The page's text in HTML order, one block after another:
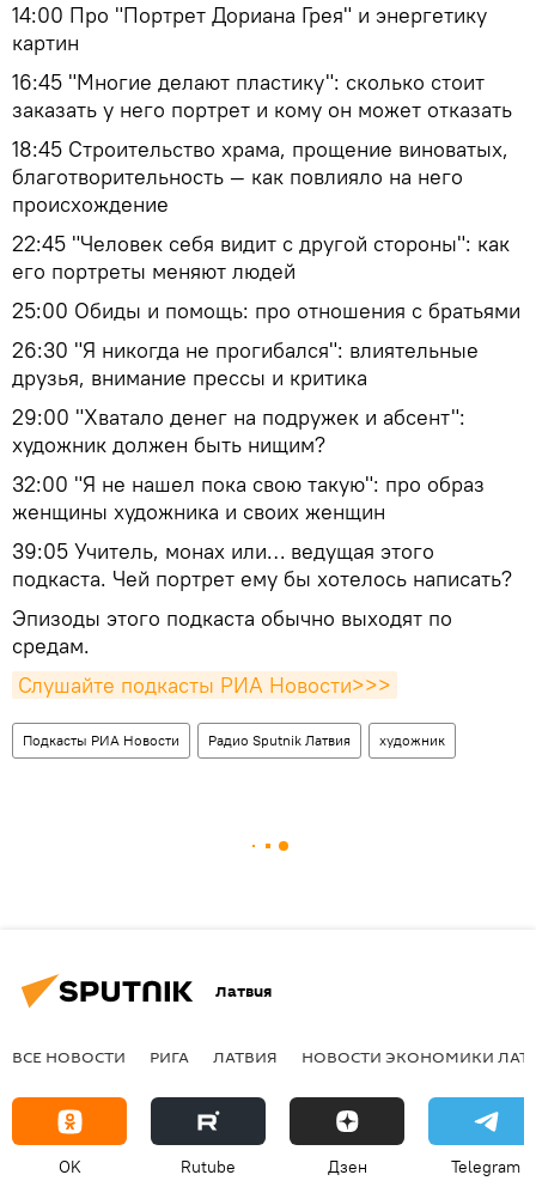
14:00 Про "Портрет Дориана Грея" и энергетику
картин
16:45 "Многие делают пластику": сколько стоит
заказать у него портрет и кому он может отказать
18:45 Строительство храма, прощение виноватых,
благотворительность — как повлияло на него
происхождение
22:45 "Человек себя видит с другой стороны": как
его портреты меняют людей
25:00 Обиды и помощь: про отношения с братьями
26:30 "Я никогда не прогибался": влиятельные
друзья, внимание прессы и критика
29:00 "Хватало денег на подружек и абсент":
художник должен быть нищим?
32:00 "Я не нашел пока свою такую": про образ
женщины художника и своих женщин
39:05 Учитель, монах или… ведущая этого
подкаста. Чей портрет ему бы хотелось написать?
Эпизоды этого подкаста обычно выходят по
средам.
Слушайте подкасты РИА Новости>>>
Подкасты РИА Новости Радио Sputnik Латвия художник
Латвия
ВСЕ НОВОСТИ РИГА ЛАТВИЯ НОВОСТИ ЭКОНОМИКИ
OK Rutube Дзен Telegram